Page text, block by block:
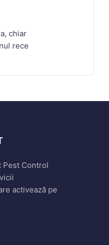
chiar
rece
Pest Control
activează pe